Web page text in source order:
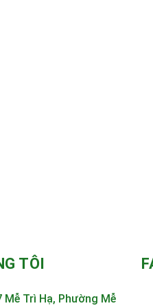
TÔI
Mễ Trì Hạ, Phường Mễ